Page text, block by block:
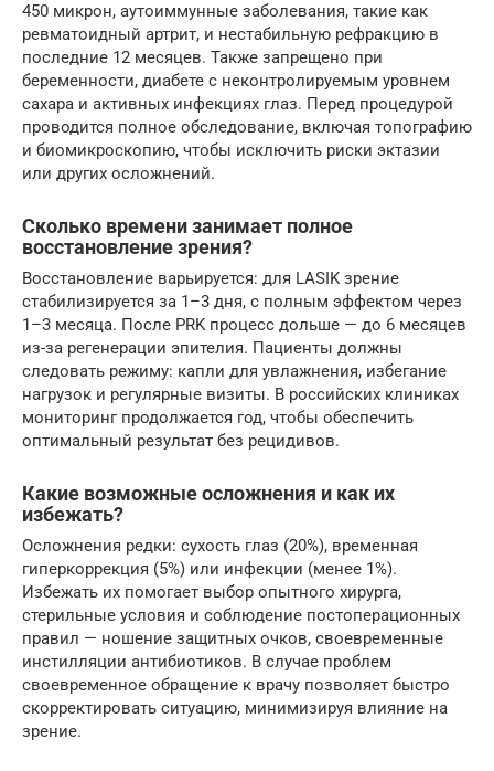
450 микрон, аутоиммунные заболевания, такие как
ревматоидный артрит, и нестабильную рефракцию в
последние 12 месяцев. Также запрещено при
беременности, диабете с неконтролируемым уровнем
сахара и активных инфекциях глаз. Перед процедурой
проводится полное обследование, включая топографию
и биомикроскопию, чтобы исключить риски эктазии
или других осложнений.
Сколько времени занимает полное
восстановление зрения?
Восстановление варьируется: для LASIK зрение
стабилизируется за 1–3 дня, с полным эффектом через
1–3 месяца. После PRK процесс дольше — до 6 месяцев
из-за регенерации эпителия. Пациенты должны
следовать режиму: капли для увлажнения, избегание
нагрузок и регулярные визиты. В российских клиниках
мониторинг продолжается год, чтобы обеспечить
оптимальный результат без рецидивов.
Какие возможные осложнения и как их
избежать?
Осложнения редки: сухость глаз (20%), временная
гиперкоррекция (5%) или инфекции (менее 1%).
Избежать их помогает выбор опытного хирурга,
стерильные условия и соблюдение постоперационных
правил — ношение защитных очков, своевременные
инстилляции антибиотиков. В случае проблем
своевременное обращение к врачу позволяет быстро
скорректировать ситуацию, минимизируя влияние на
зрение.